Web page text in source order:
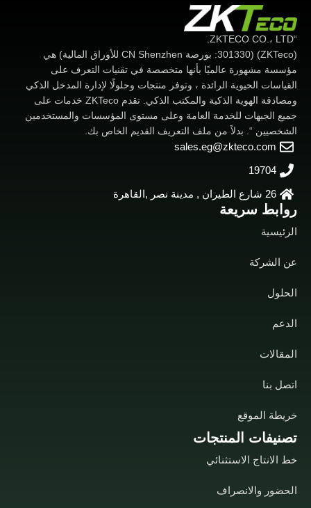
تصنيفات المنتجات
خط الانتاج الاستثنائي
الحضور والانصراف
روابط سريعة
الرئيسية
عن الشركة
الحلول
الدعم
المقالات
اتصل بنا
خريطة الموقع
“ZKTECO CO.، LTD.
(ZKTeco) (301330: بورصة CN Shenzhen للأوراق المالية) هي
مؤسسة مشهورة عالميًا بأنها متخصصة في تقنيات التعرف على
القياسات الحيوية الرائدة ، وتوفر منتجات وحلولًا لإدارة المدخل الذكي
ومصادقة الهوية الذكية والمكتب الذكي. تقدم ZKTeco خدمات على
جميع الجبهات للخدمة العامة وعلى مستوى المؤسسات والمستخدمين
الشخصيين “. بدلاً من ملف التعريف القديم الخاص بك.
sales.eg@zkteco.com
19704
26 شارع الطيران , مدينة نصر ,القاهرة